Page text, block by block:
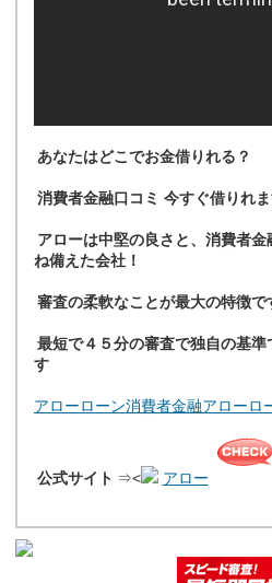
あなたはどこでお金借りれる？
消費者金融口コミ 今すぐ借りれ
アローは中堅の良さと、消費者
ね備えた会社！
審査の柔軟なことが最大の特徴で
最短で４５分の審査で独自の基
す
アローローン消費者金融アローロ
公式サイト ⇒< アロー